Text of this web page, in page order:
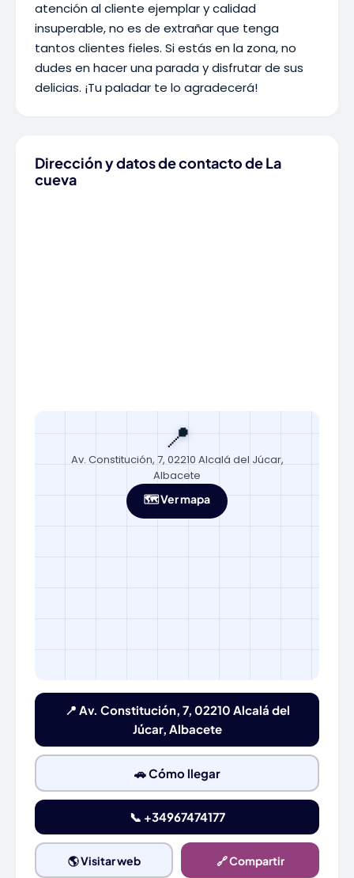
atención al cliente ejemplar y calidad
insuperable, no es de extrañar que tenga
tantos clientes fieles. Si estás en la zona, no
dudes en hacer una parada y disfrutar de sus
delicias. ¡Tu paladar te lo agradecerá!
Dirección y datos de contacto de La
cueva
📍
Av. Constitución, 7, 02210 Alcalá del Júcar,
Albacete
🗺️ Ver mapa
📍 Av. Constitución, 7, 02210 Alcalá del
Júcar, Albacete
🚗 Cómo llegar
📞 +34967474177
🌎 Visitar web 🔗 Compartir